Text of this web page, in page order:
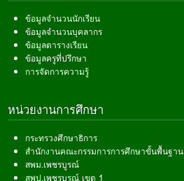
ข้อมูลจำนวนนักเรียน
ข้อมูลจำนวนบุคลากร
ข้อมูลตารางเรียน
ข้อมูลครูที่ปรึกษา
การจัดการความรู้
หน่วยงานการศึกษา
กระทรวงศึกษาธิการ
สำนักงานคณะกรรมการการศึกษาขั้นพื้นฐาน
สพม.เพชรบูรณ์
สพป.เพชรบูรณ์ เขต 1